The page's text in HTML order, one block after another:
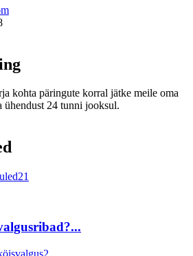
kohta päringute korral jätke meile oma
ühendust 24 tunni jooksul.